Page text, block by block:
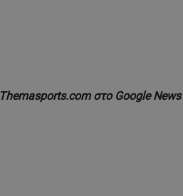
Themasports.com στο Google News